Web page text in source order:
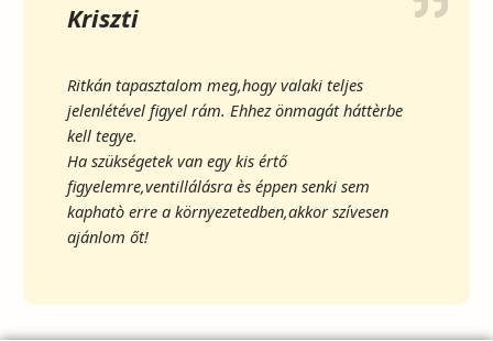
Kriszti
Ritkán tapasztalom meg,hogy valaki teljes
jelenlétével figyel rám. Ehhez önmagát háttèrbe
kell tegye.
Ha szükségetek van egy kis értő
figyelemre,ventillálásra ès éppen senki sem
kaphatò erre a környezetedben,akkor szívesen
ajánlom őt!